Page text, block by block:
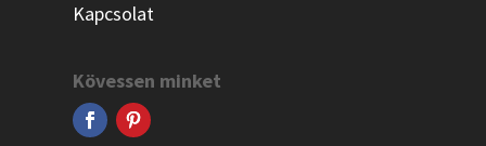
Kapcsolat
Kövessen minket